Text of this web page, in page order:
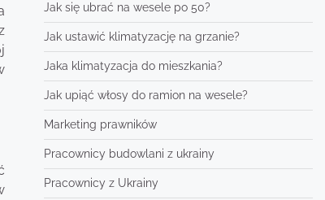
Jak się ubrać na wesele po 50?
Jak ustawić klimatyzację na grzanie?
Jaka klimatyzacja do mieszkania?
Jak upiąć włosy do ramion na wesele?
Marketing prawników
Pracownicy budowlani z ukrainy
Pracownicy z Ukrainy